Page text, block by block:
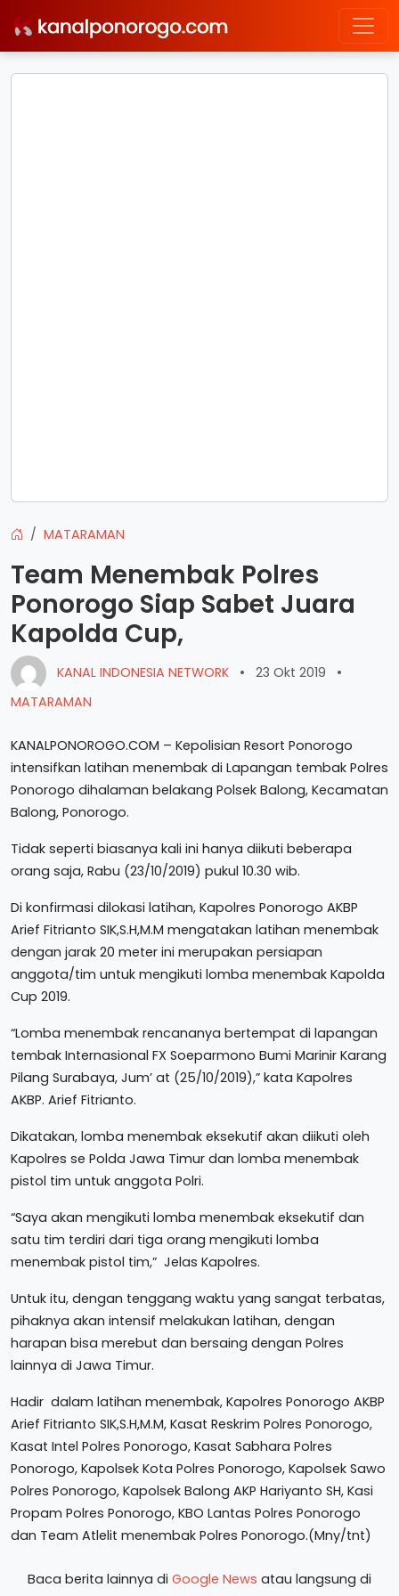
MATARAMAN
Team Menembak Polres
Ponorogo Siap Sabet Juara
Kapolda Cup,
KANAL INDONESIA NETWORK • 23 Okt 2019
•
MATARAMAN
KANALPONOROGO.COM – Kepolisian Resort Ponorogo
intensifkan latihan menembak di Lapangan tembak Polres
Ponorogo dihalaman belakang Polsek Balong, Kecamatan
Balong, Ponorogo.
Tidak seperti biasanya kali ini hanya diikuti beberapa
orang saja, Rabu (23/10/2019) pukul 10.30 wib.
Di konfirmasi dilokasi latihan, Kapolres Ponorogo AKBP
Arief Fitrianto SIK,S.H,M.M mengatakan latihan menembak
dengan jarak 20 meter ini merupakan persiapan
anggota/tim untuk mengikuti lomba menembak Kapolda
Cup 2019.
“Lomba menembak rencananya bertempat di lapangan
tembak Internasional FX Soeparmono Bumi Marinir Karang
Pilang Surabaya, Jum’ at (25/10/2019),” kata Kapolres
AKBP. Arief Fitrianto.
Dikatakan, lomba menembak eksekutif akan diikuti oleh
Kapolres se Polda Jawa Timur dan lomba menembak
pistol tim untuk anggota Polri.
“Saya akan mengikuti lomba menembak eksekutif dan
satu tim terdiri dari tiga orang mengikuti lomba
menembak pistol tim,” Jelas Kapolres.
Untuk itu, dengan tenggang waktu yang sangat terbatas,
pihaknya akan intensif melakukan latihan, dengan
harapan bisa merebut dan bersaing dengan Polres
lainnya di Jawa Timur.
Hadir dalam latihan menembak, Kapolres Ponorogo AKBP
Arief Fitrianto SIK,S.H,M.M, Kasat Reskrim Polres Ponorogo,
Kasat Intel Polres Ponorogo, Kasat Sabhara Polres
Ponorogo, Kapolsek Kota Polres Ponorogo, Kapolsek Sawo
Polres Ponorogo, Kapolsek Balong AKP Hariyanto SH, Kasi
Propam Polres Ponorogo, KBO Lantas Polres Ponorogo
dan Team Atlelit menembak Polres Ponorogo.(Mny/tnt)
Baca berita lainnya di Google News atau langsung di